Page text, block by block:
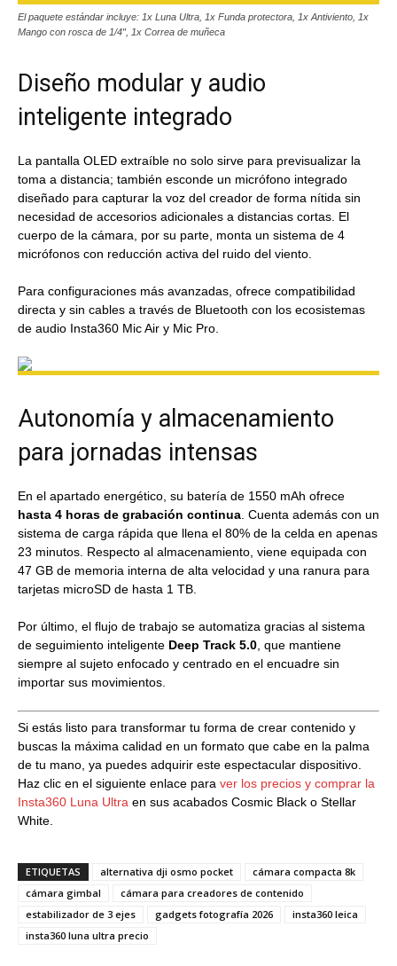
El paquete estándar incluye: 1x Luna Ultra, 1x Funda protectora, 1x Antiviento, 1x
Mango con rosca de 1/4″, 1x Correa de muñeca
Diseño modular y audio
inteligente integrado
La pantalla OLED extraíble no solo sirve para previsualizar la
toma a distancia; también esconde un micrófono integrado
diseñado para capturar la voz del creador de forma nítida sin
necesidad de accesorios adicionales a distancias cortas. El
cuerpo de la cámara, por su parte, monta un sistema de 4
micrófonos con reducción activa del ruido del viento.
Para configuraciones más avanzadas, ofrece compatibilidad
directa y sin cables a través de Bluetooth con los ecosistemas
de audio Insta360 Mic Air y Mic Pro.
Autonomía y almacenamiento
para jornadas intensas
En el apartado energético, su batería de 1550 mAh ofrece
hasta 4 horas de grabación continua . Cuenta además con un
sistema de carga rápida que llena el 80% de la celda en apenas
23 minutos. Respecto al almacenamiento, viene equipada con
47 GB de memoria interna de alta velocidad y una ranura para
tarjetas microSD de hasta 1 TB.
Por último, el flujo de trabajo se automatiza gracias al sistema
de seguimiento inteligente Deep Track 5.0 , que mantiene
siempre al sujeto enfocado y centrado en el encuadre sin
importar sus movimientos.
Si estás listo para transformar tu forma de crear contenido y
buscas la máxima calidad en un formato que cabe en la palma
de tu mano, ya puedes adquirir este espectacular dispositivo.
Haz clic en el siguiente enlace para ver los precios y comprar la
Insta360 Luna Ultra en sus acabados Cosmic Black o Stellar
White.
ETIQUETAS alternativa dji osmo pocket
cámara compacta 8k
cámara gimbal
cámara para creadores de contenido
estabilizador de 3 ejes
gadgets fotografía 2026
insta360 leica
insta360 luna ultra precio